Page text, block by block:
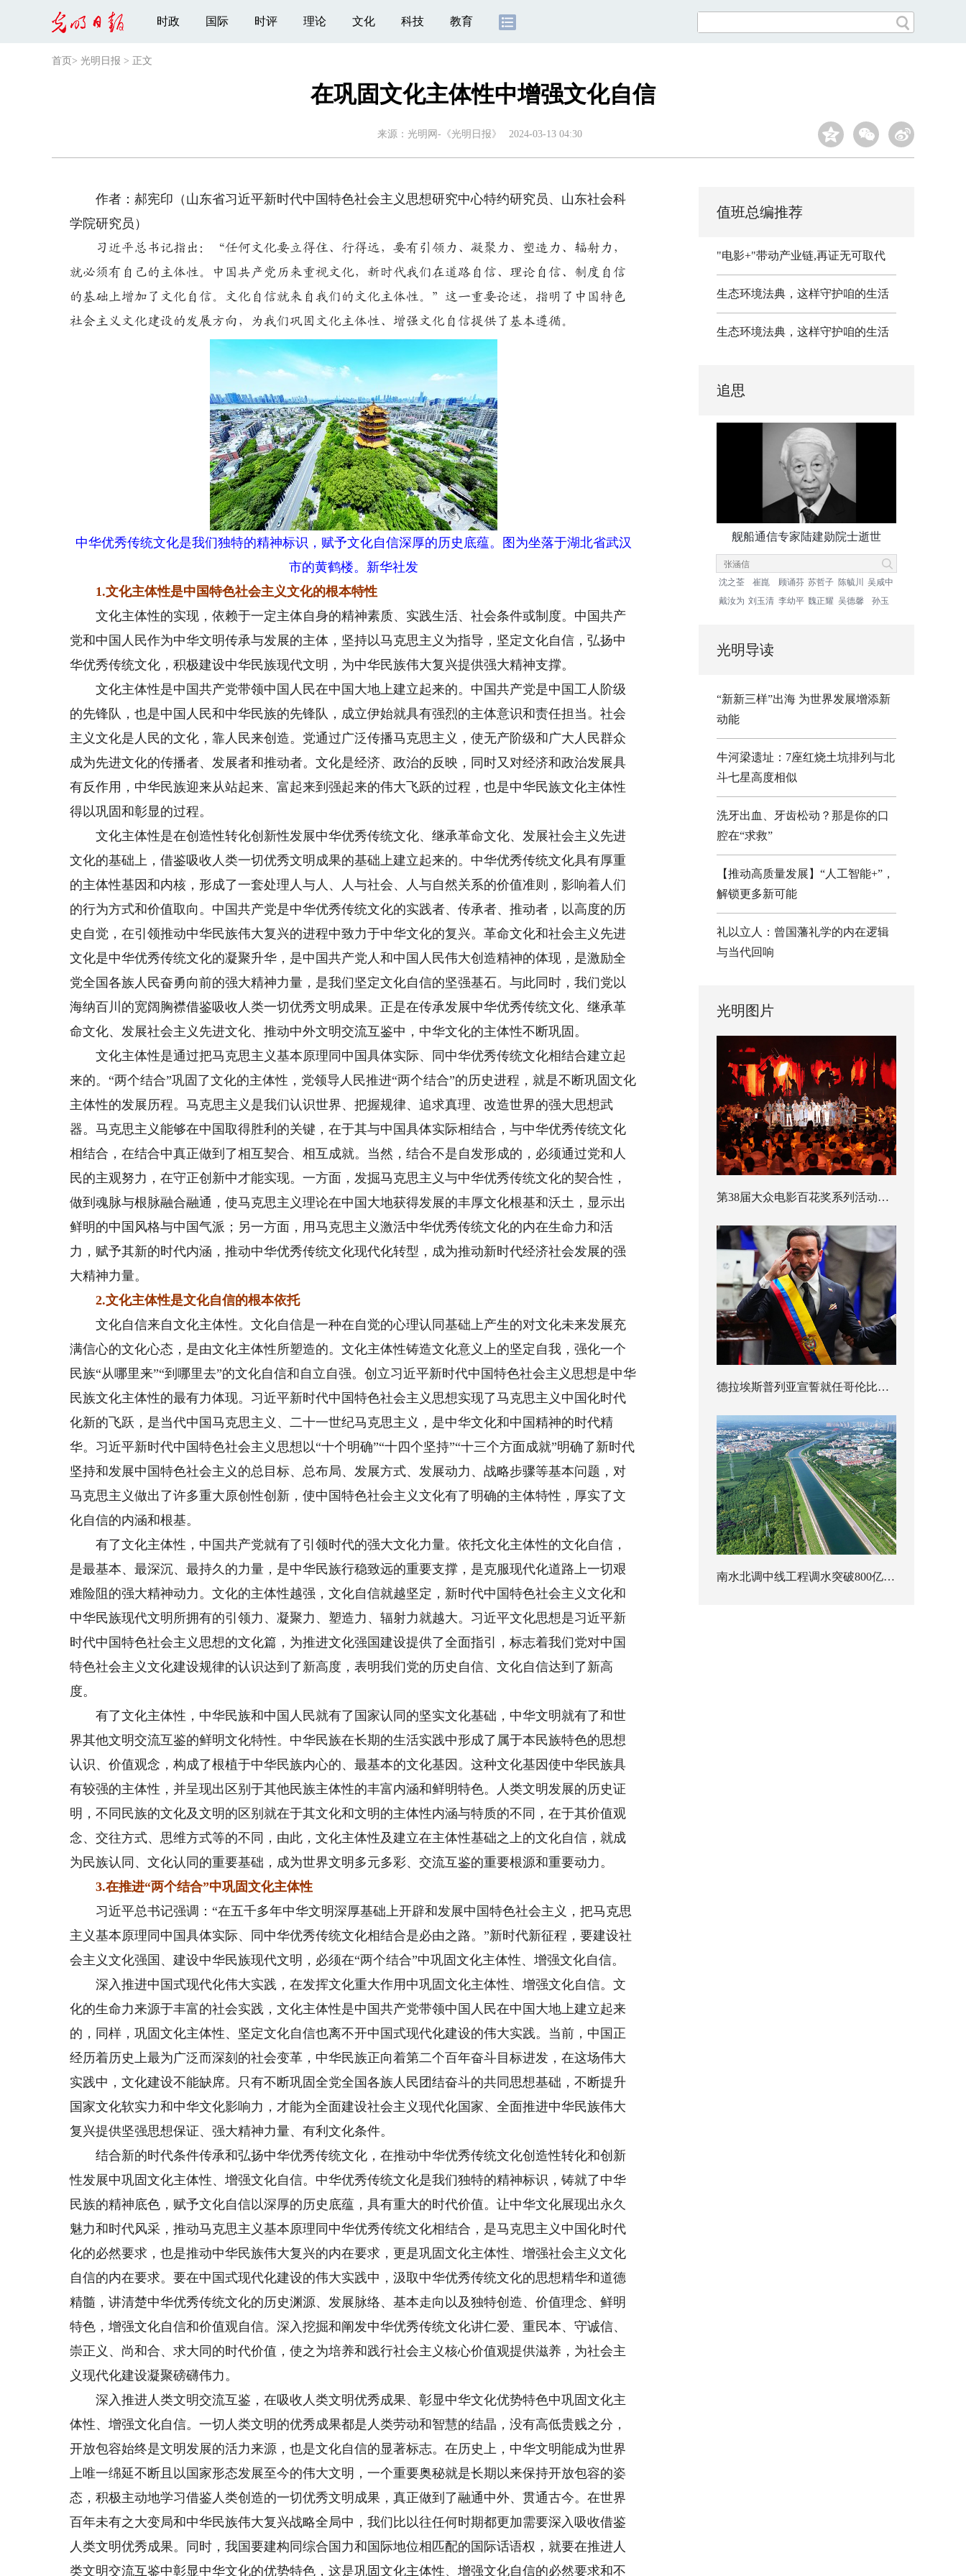
时政 国际 时评 理论 文化 科技 教育
首页 > 光明日报 > 正文
在巩固文化主体性中增强文化自信
来源： 光明网-《光明日报》 2024-03-13 04:30
作者：郝宪印（山东省习近平新时代中国特色社会主义思想研究中心特约研究员、山东社会科
学院研究员）
习近平总书记指出：“任何文化要立得住、行得远，要有引领力、凝聚力、塑造力、辐射力，
就必须有自己的主体性。中国共产党历来重视文化，新时代我们在道路自信、理论自信、制度自信
的基础上增加了文化自信。文化自信就来自我们的文化主体性。”这一重要论述，指明了中国特色
社会主义文化建设的发展方向，为我们巩固文化主体性、增强文化自信提供了基本遵循。
中华优秀传统文化是我们独特的精神标识，赋予文化自信深厚的历史底蕴。图为坐落于湖北省武汉
市的黄鹤楼。新华社发
1.文化主体性是中国特色社会主义文化的根本特性
文化主体性的实现，依赖于一定主体自身的精神素质、实践生活、社会条件或制度。中国共产
党和中国人民作为中华文明传承与发展的主体，坚持以马克思主义为指导，坚定文化自信，弘扬中
华优秀传统文化，积极建设中华民族现代文明，为中华民族伟大复兴提供强大精神支撑。
文化主体性是中国共产党带领中国人民在中国大地上建立起来的。中国共产党是中国工人阶级
的先锋队，也是中国人民和中华民族的先锋队，成立伊始就具有强烈的主体意识和责任担当。社会
主义文化是人民的文化，靠人民来创造。党通过广泛传播马克思主义，使无产阶级和广大人民群众
成为先进文化的传播者、发展者和推动者。文化是经济、政治的反映，同时又对经济和政治发展具
有反作用，中华民族迎来从站起来、富起来到强起来的伟大飞跃的过程，也是中华民族文化主体性
得以巩固和彰显的过程。
文化主体性是在创造性转化创新性发展中华优秀传统文化、继承革命文化、发展社会主义先进
文化的基础上，借鉴吸收人类一切优秀文明成果的基础上建立起来的。中华优秀传统文化具有厚重
的主体性基因和内核，形成了一套处理人与人、人与社会、人与自然关系的价值准则，影响着人们
的行为方式和价值取向。中国共产党是中华优秀传统文化的实践者、传承者、推动者，以高度的历
史自觉，在引领推动中华民族伟大复兴的进程中致力于中华文化的复兴。革命文化和社会主义先进
文化是中华优秀传统文化的凝聚升华，是中国共产党人和中国人民伟大创造精神的体现，是激励全
党全国各族人民奋勇向前的强大精神力量，是我们坚定文化自信的坚强基石。与此同时，我们党以
海纳百川的宽阔胸襟借鉴吸收人类一切优秀文明成果。正是在传承发展中华优秀传统文化、继承革
命文化、发展社会主义先进文化、推动中外文明交流互鉴中，中华文化的主体性不断巩固。
文化主体性是通过把马克思主义基本原理同中国具体实际、同中华优秀传统文化相结合建立起
来的。“两个结合”巩固了文化的主体性，党领导人民推进“两个结合”的历史进程，就是不断巩固文化
主体性的发展历程。马克思主义是我们认识世界、把握规律、追求真理、改造世界的强大思想武
器。马克思主义能够在中国取得胜利的关键，在于其与中国具体实际相结合，与中华优秀传统文化
相结合，在结合中真正做到了相互契合、相互成就。当然，结合不是自发形成的，必须通过党和人
民的主观努力，在守正创新中才能实现。一方面，发掘马克思主义与中华优秀传统文化的契合性，
做到魂脉与根脉融合融通，使马克思主义理论在中国大地获得发展的丰厚文化根基和沃土，显示出
鲜明的中国风格与中国气派；另一方面，用马克思主义激活中华优秀传统文化的内在生命力和活
力，赋予其新的时代内涵，推动中华优秀传统文化现代化转型，成为推动新时代经济社会发展的强
大精神力量。
2.文化主体性是文化自信的根本依托
文化自信来自文化主体性。文化自信是一种在自觉的心理认同基础上产生的对文化未来发展充
满信心的文化心态，是由文化主体性所塑造的。文化主体性铸造文化意义上的坚定自我，强化一个
民族“从哪里来”“到哪里去”的文化自信和自立自强。创立习近平新时代中国特色社会主义思想是中华
民族文化主体性的最有力体现。习近平新时代中国特色社会主义思想实现了马克思主义中国化时代
化新的飞跃，是当代中国马克思主义、二十一世纪马克思主义，是中华文化和中国精神的时代精
华。习近平新时代中国特色社会主义思想以“十个明确”“十四个坚持”“十三个方面成就”明确了新时代
坚持和发展中国特色社会主义的总目标、总布局、发展方式、发展动力、战略步骤等基本问题，对
马克思主义做出了许多重大原创性创新，使中国特色社会主义文化有了明确的主体特性，厚实了文
化自信的内涵和根基。
有了文化主体性，中国共产党就有了引领时代的强大文化力量。依托文化主体性的文化自信，
是最基本、最深沉、最持久的力量，是中华民族行稳致远的重要支撑，是克服现代化道路上一切艰
难险阻的强大精神动力。文化的主体性越强，文化自信就越坚定，新时代中国特色社会主义文化和
中华民族现代文明所拥有的引领力、凝聚力、塑造力、辐射力就越大。习近平文化思想是习近平新
时代中国特色社会主义思想的文化篇，为推进文化强国建设提供了全面指引，标志着我们党对中国
特色社会主义文化建设规律的认识达到了新高度，表明我们党的历史自信、文化自信达到了新高
度。
有了文化主体性，中华民族和中国人民就有了国家认同的坚实文化基础，中华文明就有了和世
界其他文明交流互鉴的鲜明文化特性。中华民族在长期的生活实践中形成了属于本民族特色的思想
认识、价值观念，构成了根植于中华民族内心的、最基本的文化基因。这种文化基因使中华民族具
有较强的主体性，并呈现出区别于其他民族主体性的丰富内涵和鲜明特色。人类文明发展的历史证
明，不同民族的文化及文明的区别就在于其文化和文明的主体性内涵与特质的不同，在于其价值观
念、交往方式、思维方式等的不同，由此，文化主体性及建立在主体性基础之上的文化自信，就成
为民族认同、文化认同的重要基础，成为世界文明多元多彩、交流互鉴的重要根源和重要动力。
3.在推进“两个结合”中巩固文化主体性
习近平总书记强调：“在五千多年中华文明深厚基础上开辟和发展中国特色社会主义，把马克思
主义基本原理同中国具体实际、同中华优秀传统文化相结合是必由之路。”新时代新征程，要建设社
会主义文化强国、建设中华民族现代文明，必须在“两个结合”中巩固文化主体性、增强文化自信。
深入推进中国式现代化伟大实践，在发挥文化重大作用中巩固文化主体性、增强文化自信。文
化的生命力来源于丰富的社会实践，文化主体性是中国共产党带领中国人民在中国大地上建立起来
的，同样，巩固文化主体性、坚定文化自信也离不开中国式现代化建设的伟大实践。当前，中国正
经历着历史上最为广泛而深刻的社会变革，中华民族正向着第二个百年奋斗目标进发，在这场伟大
实践中，文化建设不能缺席。只有不断巩固全党全国各族人民团结奋斗的共同思想基础，不断提升
国家文化软实力和中华文化影响力，才能为全面建设社会主义现代化国家、全面推进中华民族伟大
复兴提供坚强思想保证、强大精神力量、有利文化条件。
结合新的时代条件传承和弘扬中华优秀传统文化，在推动中华优秀传统文化创造性转化和创新
性发展中巩固文化主体性、增强文化自信。中华优秀传统文化是我们独特的精神标识，铸就了中华
民族的精神底色，赋予文化自信以深厚的历史底蕴，具有重大的时代价值。让中华文化展现出永久
魅力和时代风采，推动马克思主义基本原理同中华优秀传统文化相结合，是马克思主义中国化时代
化的必然要求，也是推动中华民族伟大复兴的内在要求，更是巩固文化主体性、增强社会主义文化
自信的内在要求。要在中国式现代化建设的伟大实践中，汲取中华优秀传统文化的思想精华和道德
精髓，讲清楚中华优秀传统文化的历史渊源、发展脉络、基本走向以及独特创造、价值理念、鲜明
特色，增强文化自信和价值观自信。深入挖掘和阐发中华优秀传统文化讲仁爱、重民本、守诚信、
崇正义、尚和合、求大同的时代价值，使之为培养和践行社会主义核心价值观提供滋养，为社会主
义现代化建设凝聚磅礴伟力。
深入推进人类文明交流互鉴，在吸收人类文明优秀成果、彰显中华文化优势特色中巩固文化主
体性、增强文化自信。一切人类文明的优秀成果都是人类劳动和智慧的结晶，没有高低贵贱之分，
开放包容始终是文明发展的活力来源，也是文化自信的显著标志。在历史上，中华文明能成为世界
上唯一绵延不断且以国家形态发展至今的伟大文明，一个重要奥秘就是长期以来保持开放包容的姿
态，积极主动地学习借鉴人类创造的一切优秀文明成果，真正做到了融通中外、贯通古今。在世界
百年未有之大变局和中华民族伟大复兴战略全局中，我们比以往任何时期都更加需要深入吸收借鉴
人类文明优秀成果。同时，我国要建构同综合国力和国际地位相匹配的国际话语权，就要在推进人
类文明交流互鉴中彰显中华文化的优势特色，这是巩固文化主体性、增强文化自信的必然要求和不
值班总编推荐
"电影+"带动产业链,再证无可取代
生态环境法典，这样守护咱的生活
生态环境法典，这样守护咱的生活
追思
舰船通信专家陆建勋院士逝世
沈之荃 崔崑 顾诵芬 苏哲子 陈毓川
吴咸中
戴汝为 刘玉清 李幼平 魏正耀 吴德馨 孙玉
光明导读
“新新三样”出海 为世界发展增添新
动能
牛河梁遗址：7座红烧土坑排列与北
斗七星高度相似
洗牙出血、牙齿松动？那是你的口
腔在“求救”
【推动高质量发展】“人工智能+”，
解锁更多新可能
礼以立人：曾国藩礼学的内在逻辑
与当代回响
光明图片
第38届大众电影百花奖系列活动开幕
德拉埃斯普列亚宣誓就任哥伦比亚总统
南水北调中线工程调水突破800亿立方米